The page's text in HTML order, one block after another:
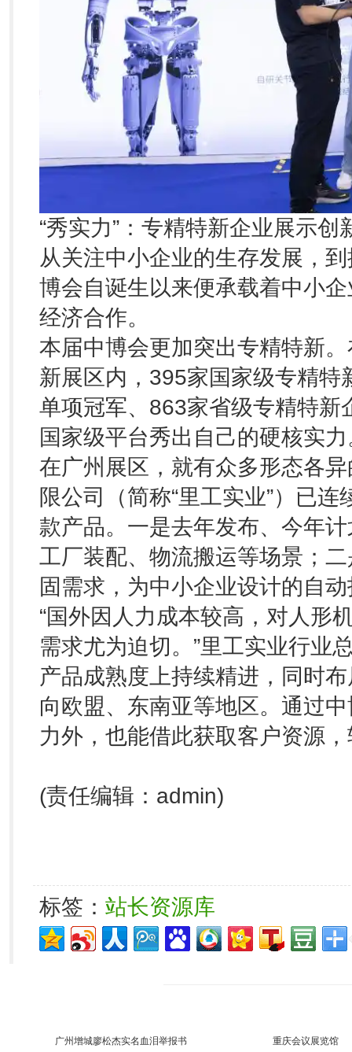
“秀实力”：专精特新企业展示创
从关注中小企业的生存发展，
博会自诞生以来便承载着中小
经济合作。
本届中博会更加突出专精特新
新展区内，395家国家级专精特
单项冠军、863家省级专精特新
国家级平台秀出自己的硬核实
在广州展区，就有众多形态各
限公司（简称“里工实业”）已
款产品。一是去年发布、今年
工厂装配、物流搬运等场景；
固需求，为中小企业设计的自
“国外因人力成本较高，对人形
需求尤为迫切。”里工实业行业
产品成熟度上持续精进，同时
向欧盟、东南亚等地区。通过
力外，也能借此获取客户资源
(责任编辑：admin)
标签： 站长资源库
广州增城廖松杰实名血泪举报书 重庆会议展览馆